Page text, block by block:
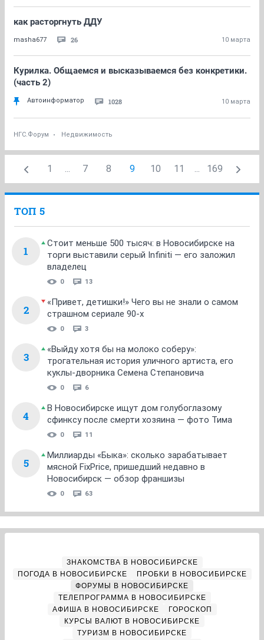
как расторгнуть ДДУ
masha677 26 10 марта
Курилка. Общаемся и высказываемся без конкретики.
(часть 2)
Автоинформатор 1028 10 марта
НГС.Форум Недвижимость
1 ... 7 8 9 10 11 ... 169
ТОП 5
1
Стоит меньше 500 тысяч: в Новосибирске на
торги выставили серый Infiniti — его заложил
владелец
0 13
2
«Привет, детишки!» Чего вы не знали о самом
страшном сериале 90-х
0 3
3
«Выйду хотя бы на молоко соберу»:
трогательная история уличного артиста, его
куклы-дворника Семена Степановича
0 6
4
В Новосибирске ищут дом голубоглазому
сфинксу после смерти хозяина — фото Тима
0 11
5
Миллиарды «Быка»: сколько зарабатывает
мясной FixPrice, пришедший недавно в
Новосибирск — обзор франшизы
0 63
ЗНАКОМСТВА В НОВОСИБИРСКЕ
ПОГОДА В НОВОСИБИРСКЕ
ПРОБКИ В НОВОСИБИРСКЕ
ФОРУМЫ В НОВОСИБИРСКЕ
ТЕЛЕПРОГРАММА В НОВОСИБИРСКЕ
АФИША В НОВОСИБИРСКЕ
ГОРОСКОП
КУРСЫ ВАЛЮТ В НОВОСИБИРСКЕ
ТУРИЗМ В НОВОСИБИРСКЕ